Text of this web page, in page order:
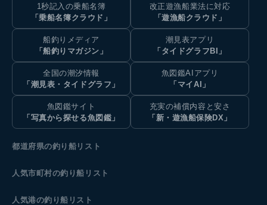
1秒記入の乗船名簿
「乗船名簿クラウド」
改正遊漁船業法に対応
「遊漁船クラウド」
船釣りメディア
「船釣りマガジン」
潮見表アプリ
「タイドグラフBI」
全国の潮汐情報
「潮見表・タイドグラフ」
魚図鑑AIアプリ
「マイAI」
魚図鑑サイト
「写真から探せる魚図鑑」
充実の補償内容と安さ
「新・遊漁船保険DX」
都道府県の釣り船リスト
人気市町村の釣り船リスト
人気港の釣り船リスト